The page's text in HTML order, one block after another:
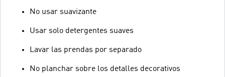
No usar suavizante
Usar solo detergentes suaves
Lavar las prendas por separado
No planchar sobre los detalles decorativos